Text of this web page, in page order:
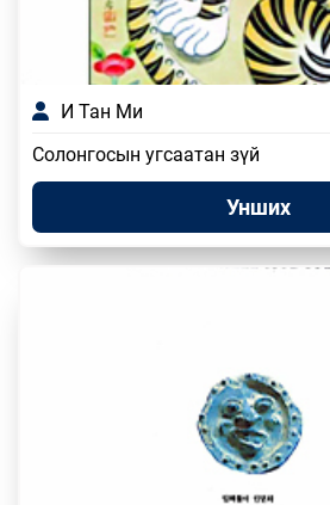
И Тан Ми
Солонгосын угсаатан зүй
Унших